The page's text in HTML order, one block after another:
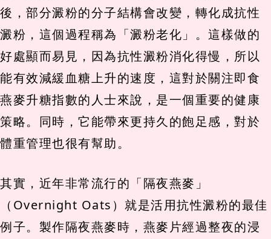
後，部分澱粉的分子結構會改變，轉化成抗性
澱粉，這個過程稱為「澱粉老化」。這樣做的
好處顯而易見，因為抗性澱粉消化得慢，所以
能有效減緩血糖上升的速度，這對於關注即食
燕麥升糖指數的人士來說，是一個重要的健康
策略。同時，它能帶來更持久的飽足感，對於
體重管理也很有幫助。
其實，近年非常流行的「隔夜燕麥」
（Overnight Oats）就是活用抗性澱粉的最佳
例子。製作隔夜燕麥時，燕麥片經過整夜的浸